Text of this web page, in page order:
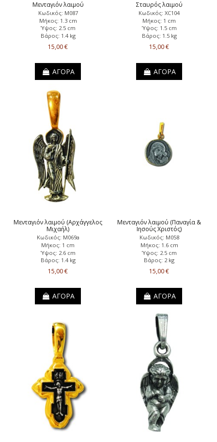
Μενταγιόν λαιμού
Κωδικός: Μ087
Μήκος: 1.3 cm
Ύψος: 2.5 cm
Βάρος: 1.4 kg
15,00 €
ΑΓΟΡΑ
Σταυρός λαιμού
Κωδικός: XC104
Μήκος: 1 cm
Ύψος: 1.5 cm
Βάρος: 1.5 kg
15,00 €
ΑΓΟΡΑ
Μενταγιόν λαιμού (Αρχάγγελος
Μιχαήλ)
Κωδικός: Μ069a
Μήκος: 1 cm
Ύψος: 2.6 cm
Βάρος: 1.4 kg
15,00 €
ΑΓΟΡΑ
Μενταγιόν λαιμού (Παναγία &
Ιησούς Χριστός)
Κωδικός: Μ058
Μήκος: 1.6 cm
Ύψος: 2.5 cm
Βάρος: 2 kg
15,00 €
ΑΓΟΡΑ